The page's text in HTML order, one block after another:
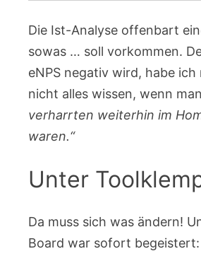
Die Ist-Analyse offenbart
sowas … soll vorkommen.
eNPS negativ wird, habe
nicht alles wissen, wenn
verharrten weiterhin im
waren.“
Unter
Da muss sich was ändern!
Board war sofort